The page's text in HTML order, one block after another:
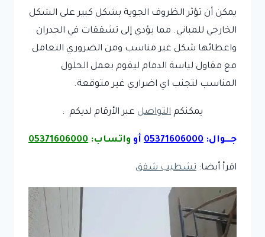
يمكن أن تؤثر الظروف الجوية بشكل كبير على الشكل
الخارجي للمباني. مما يؤدي إلى تشققات في الجدران
واعطائها شكل غير مناسب ومن الضروري التعامل
مع مقاول لياسة الدمام ليقوم بعمل الحلول
المناسب لتجنب اي اضراري غير متوقعة.
يمكنكم التواصل عبر الأرقام لديكم :
جـــوال: 05371606000 أو واتساب: 05371606000
اقرأ أيضا: تشطيب شقق